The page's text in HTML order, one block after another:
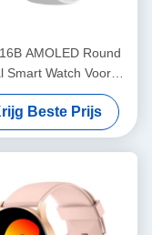
AMOLED Round
Smart Watch Voor
Tracking OEM ODM
Beste Prijs